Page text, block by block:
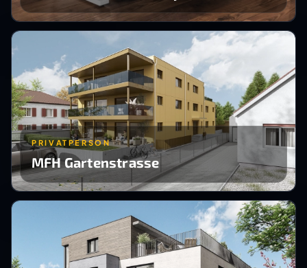
PRIVATPERSON
MFH Gartenstrasse